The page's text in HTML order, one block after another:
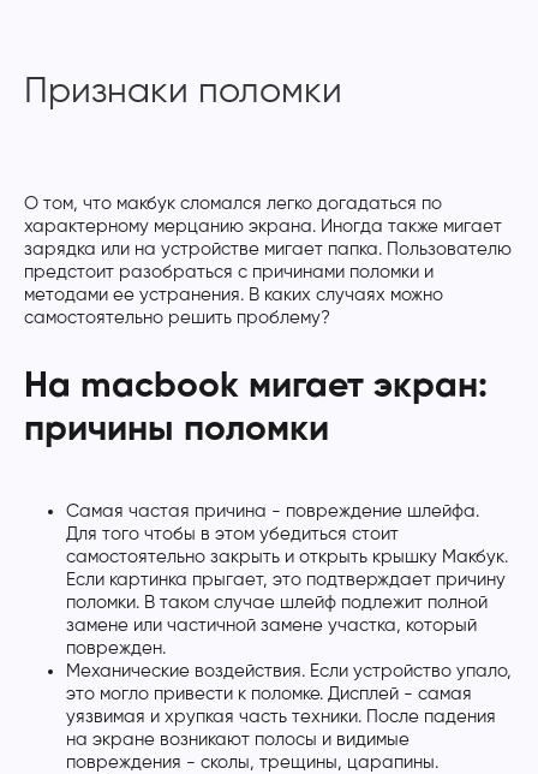
Признаки поломки
О том, что макбук сломался легко догадаться по
характерному мерцанию экрана. Иногда также мигает
зарядка или на устройстве мигает папка. Пользователю
предстоит разобраться с причинами поломки и
методами ее устранения. В каких случаях можно
самостоятельно решить проблему?
На macbook мигает экран:
причины поломки
Самая частая причина - повреждение шлейфа.
Для того чтобы в этом убедиться стоит
самостоятельно закрыть и открыть крышку Макбук.
Если картинка прыгает, это подтверждает причину
поломки. В таком случае шлейф подлежит полной
замене или частичной замене участка, который
поврежден.
Механические воздействия. Если устройство упало,
это могло привести к поломке. Дисплей - самая
уязвимая и хрупкая часть техники. После падения
на экране возникают полосы и видимые
повреждения - сколы, трещины, царапины.